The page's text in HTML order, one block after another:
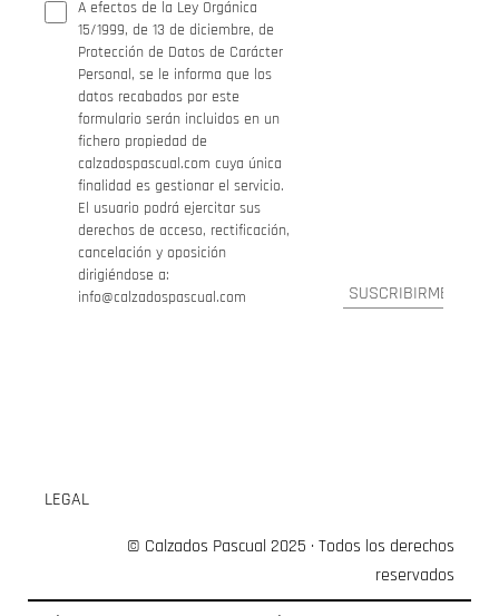
A efectos de la Ley Orgánica
15/1999, de 13 de diciembre, de
Protección de Datos de Carácter
Personal, se le informa que los
datos recabados por este
formulario serán incluidos en un
fichero propiedad de
calzadospascual.com cuya única
finalidad es gestionar el servicio.
El usuario podrá ejercitar sus
derechos de acceso, rectificación,
cancelación y oposición
dirigiéndose a:
info@calzadospascual.com
LEGAL
© Calzados Pascual 2025 · Todos los derechos
reservados